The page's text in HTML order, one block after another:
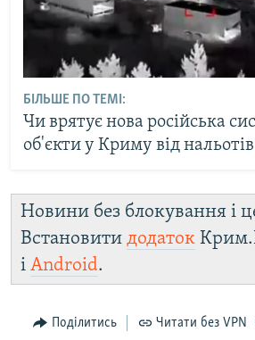
БІЛЬШЕ ПО ТЕМІ:
Чи врятує нова російська
об'єкти у Криму від
Новини без блокування і
Встановити додаток
і Android.
Поділитись Читати без VPN